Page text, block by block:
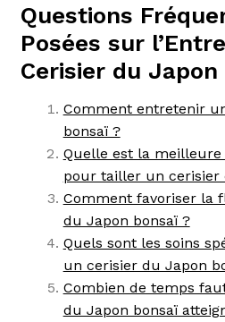
Questions
Posées sur
Cerisier du Japon
Comment entretenir
bonsaï ?
Quelle est la meilleure
pour tailler un cerisier
Comment favoriser la
du Japon bonsaï ?
Quels sont les soins
un cerisier du Japon
Combien de temps
du Japon bonsaï